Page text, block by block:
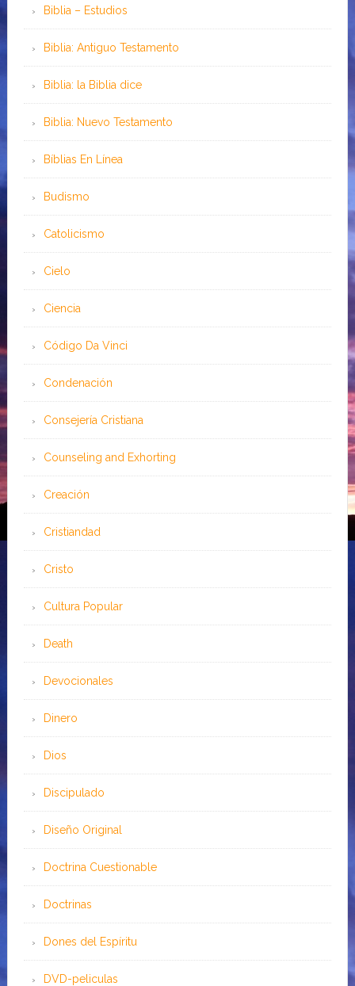
Biblia – Estudios
Biblia: Antiguo Testamento
Biblia: la Biblia dice
Biblia: Nuevo Testamento
Bíblias En Línea
Budismo
Catolicismo
Cielo
Ciencia
Código Da Vinci
Condenación
Consejería Cristiana
Counseling and Exhorting
Creación
Cristiandad
Cristo
Cultura Popular
Death
Devocionales
Dinero
Dios
Discipulado
Diseño Original
Doctrina Cuestionable
Doctrinas
Dones del Espíritu
DVD-peliculas